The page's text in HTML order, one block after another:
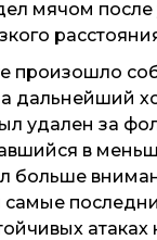
мячом
произошло
дальнейший
удален за
в
больше
самые
атаках